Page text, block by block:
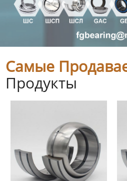
Самые
Продукты